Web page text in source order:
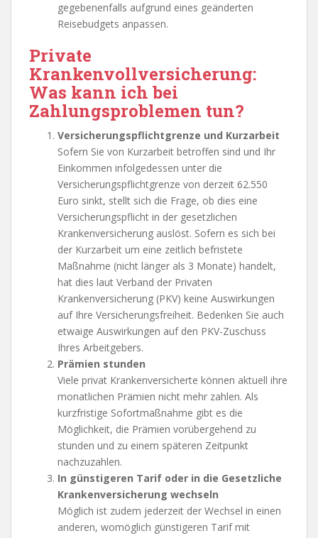
gegebenenfalls aufgrund eines geänderten
Reisebudgets anpassen.
Private
Krankenvollversicherung:
Was kann ich bei
Zahlungsproblemen tun?
Versicherungspflichtgrenze und Kurzarbeit
Sofern Sie von Kurzarbeit betroffen sind und Ihr
Einkommen infolgedessen unter die
Versicherungspflichtgrenze von derzeit 62.550
Euro sinkt, stellt sich die Frage, ob dies eine
Versicherungspflicht in der gesetzlichen
Krankenversicherung auslöst. Sofern es sich bei
der Kurzarbeit um eine zeitlich befristete
Maßnahme (nicht länger als 3 Monate) handelt,
hat dies laut Verband der Privaten
Krankenversicherung (PKV) keine Auswirkungen
auf Ihre Versicherungsfreiheit. Bedenken Sie auch
etwaige Auswirkungen auf den PKV-Zuschuss
Ihres Arbeitgebers.
Prämien stunden
Viele privat Krankenversicherte können aktuell ihre
monatlichen Prämien nicht mehr zahlen. Als
kurzfristige Sofortmaßnahme gibt es die
Möglichkeit, die Prämien vorübergehend zu
stunden und zu einem späteren Zeitpunkt
nachzuzahlen.
In günstigeren Tarif oder in die Gesetzliche
Krankenversicherung wechseln
Möglich ist zudem jederzeit der Wechsel in einen
anderen, womöglich günstigeren Tarif mit